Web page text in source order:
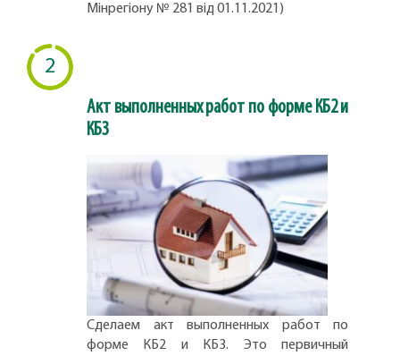
Мінрегіону № 281 від 01.11.2021)
2
Акт выполненных работ по форме КБ2 и
КБ3
Сделаем акт выполненных работ по
форме КБ2 и КБ3. Это первичный